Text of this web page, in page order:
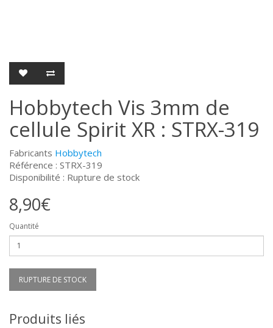
Hobbytech Vis 3mm de
cellule Spirit XR : STRX-319
Fabricants Hobbytech
Référence : STRX-319
Disponibilité : Rupture de stock
8,90€
Quantité
RUPTURE DE STOCK
Produits liés